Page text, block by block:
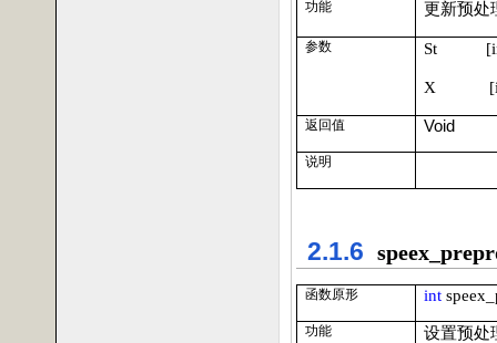
功能 更新预处
参数 St
X
返回值 Void
说明
2.1.6
函数原形 int
功能 设置预处